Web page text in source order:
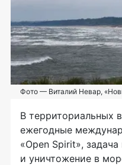
Фото — Виталий Невар,
В территориальных
ежегодные
«Open Spirit»,
и уничтожение в